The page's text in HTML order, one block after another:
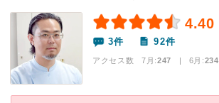
4.40
3件 92件
アクセス数 7月:247 | 6月:234